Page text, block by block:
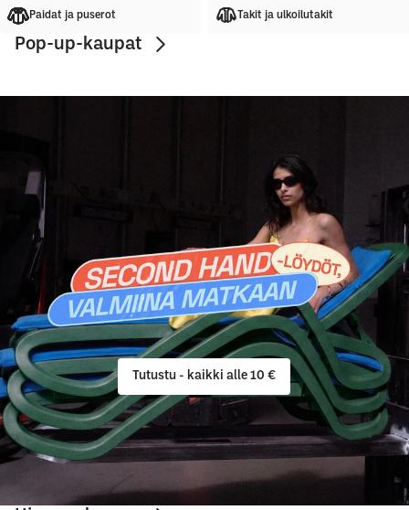
Paidat ja puserot Takit ja ulkoilutakit
Pop-up-kaupat
Tutustu - kaikki alle 10 €